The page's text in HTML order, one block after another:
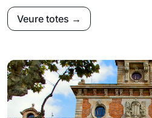
Veure totes →